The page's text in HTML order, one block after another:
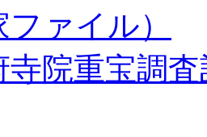
ファイル）
寺院重宝調